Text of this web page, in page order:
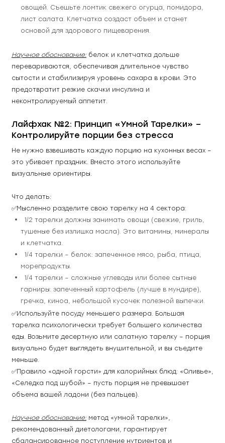
овощей. Съешьте ломтик свежего огурца, помидора,
лист салата. Клетчатка создаст объем и станет
основой для здорового пищеварения.
Научное обоснование: белок и клетчатка дольше
перевариваются, обеспечивая длительное чувство
сытости и стабилизируя уровень сахара в крови. Это
предотвратит резкие скачки инсулина и
неконтролируемый аппетит.
Лайфхак №2: Принцип «Умной Тарелки» –
Контролируйте порции без стресса
Не нужно взвешивать каждую порцию на кухонных весах –
это убивает праздник. Вместо этого используйте
визуальные ориентиры.
Что делать:
✅Мысленно разделите свою тарелку на 4 сектора:
1/2 тарелки должны занимать овощи (свежие, гриль,
тушеные без излишка масла). Это витамины, минералы
и клетчатка.
1/4 тарелки – белок: запеченное мясо, рыба, птица,
морепродукты.
1/4 тарелки – сложные углеводы или более сытные
гарниры: запеченный картофель (лучше в мундире),
гречка, киноа, небольшой кусочек полезной выпечки.
✅Используйте посуду меньшего размера. Большая
тарелка психологически требует большего количества
еды. Возьмите десертную или салатную тарелку – порция
визуально будет выглядеть внушительной, и вы съедите
меньше.
✅Правило «одной горсти» для калорийных блюд: «Оливье»,
«Селедка под шубой» – пусть порция не превышает
объема вашей ладони (без пальцев).
Научное обоснование: метод «умной тарелки»,
рекомендованный диетологами, гарантирует
сбалансированное поступление нутриентов и